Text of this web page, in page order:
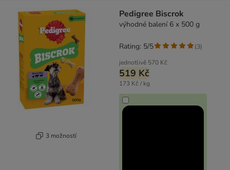
3 možností
Pedigree Biscrok
výhodné balení 6 x 500 g
jednotlivě 570 Kč
519 Kč
173 Kč / kg
Rating: 5/5 (3)